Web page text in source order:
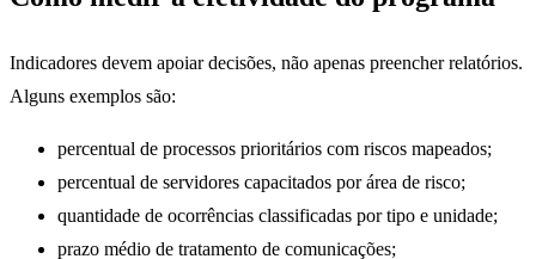
Indicadores devem apoiar decisões, não apenas preencher relatórios.
Alguns exemplos são:
percentual de processos prioritários com riscos mapeados;
percentual de servidores capacitados por área de risco;
quantidade de ocorrências classificadas por tipo e unidade;
prazo médio de tratamento de comunicações;